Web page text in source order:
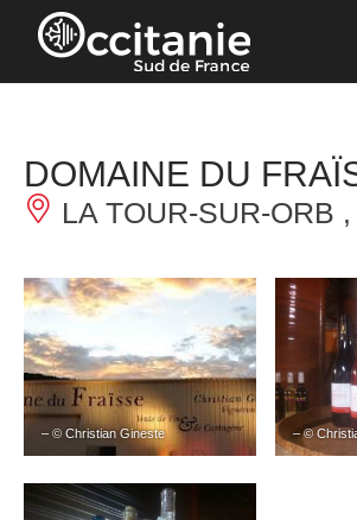
Panneau de gestion des cookies
DOMAINE DU
LA TOUR-SUR-ORB
– © Christian Gineste – ©